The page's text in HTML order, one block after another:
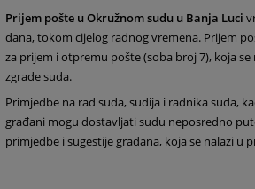
Prijem pošte u Okružnom sudu u Banja Luci
dana, tokom cijelog radnog vremena. Prijem
za prijem i otpremu pošte (soba broj 7), koja se
zgrade suda.
Primjedbe na rad suda, sudija i radnika suda,
građani mogu dostavljati sudu neposredno
primjedbe i sugestije građana, koja se nalazi u